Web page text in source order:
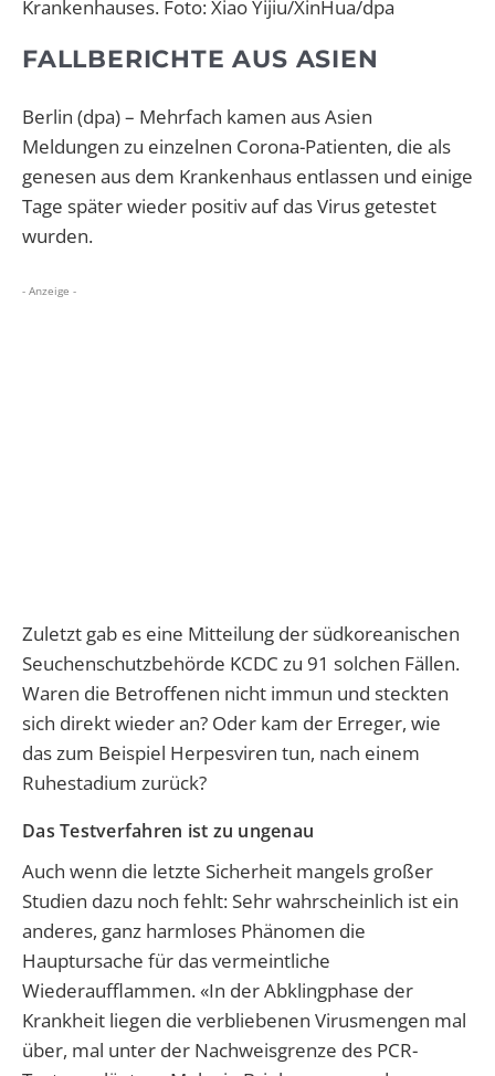
Krankenhauses. Foto: Xiao Yijiu/XinHua/dpa
FALLBERICHTE AUS ASIEN
Berlin (dpa) – Mehrfach kamen aus Asien
Meldungen zu einzelnen Corona-Patienten, die als
genesen aus dem Krankenhaus entlassen und einige
Tage später wieder positiv auf das Virus getestet
wurden.
- Anzeige -
Zuletzt gab es eine Mitteilung der südkoreanischen
Seuchenschutzbehörde KCDC zu 91 solchen Fällen.
Waren die Betroffenen nicht immun und steckten
sich direkt wieder an? Oder kam der Erreger, wie
das zum Beispiel Herpesviren tun, nach einem
Ruhestadium zurück?
Das Testverfahren ist zu ungenau
Auch wenn die letzte Sicherheit mangels großer
Studien dazu noch fehlt: Sehr wahrscheinlich ist ein
anderes, ganz harmloses Phänomen die
Hauptursache für das vermeintliche
Wiederaufflammen. «In der Abklingphase der
Krankheit liegen die verbliebenen Virusmengen mal
über, mal unter der Nachweisgrenze des PCR-